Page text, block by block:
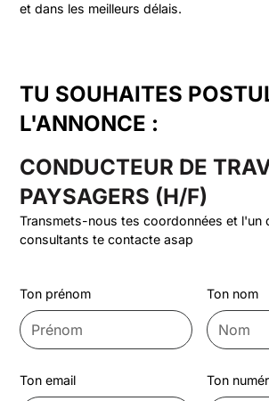
et dans les meilleurs délais.
TU SOUHAITES
L'ANNONCE :
CONDUCTEUR DE
PAYSAGERS (H/F)
Transmets-nous tes coordonnées et l'un
consultants te contacte asap
Ton prénom Ton nom
Ton email Ton